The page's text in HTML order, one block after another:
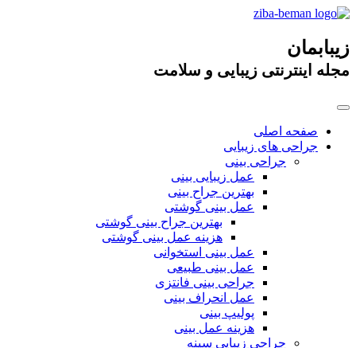
زیبابمان
مجله اینترنتی زیبایی و سلامت
صفحه اصلی
جراحی های زیبایی
جراحی بینی
عمل زیبایی بینی
بهترین جراح بینی
عمل بینی گوشتی
بهترین جراح بینی گوشتی
هزینه عمل بینی گوشتی
عمل بینی استخوانی
عمل بینی طبیعی
جراحی بینی فانتزی
عمل انحراف بینی
پولیپ بینی
هزینه عمل بینی
جراحی زیبایی سینه